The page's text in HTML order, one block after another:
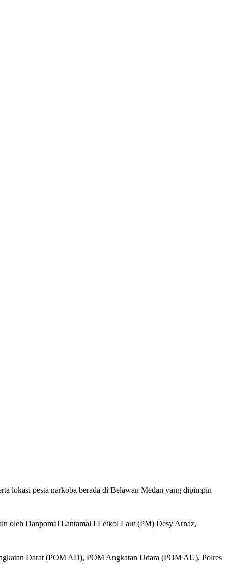
lokasi pesta narkoba berada di Belawan Medan yang dipimpin
oleh Danpomal Lantamal I Letkol Laut (PM) Desy Arnaz,
Darat (POM AD), POM Angkatan Udara (POM AU), Polres